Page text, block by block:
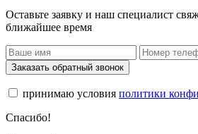
Оставьте заявку и наш специалист
ближайшее время
Заказать обратный звонок
принимаю условия политики
Спасибо!